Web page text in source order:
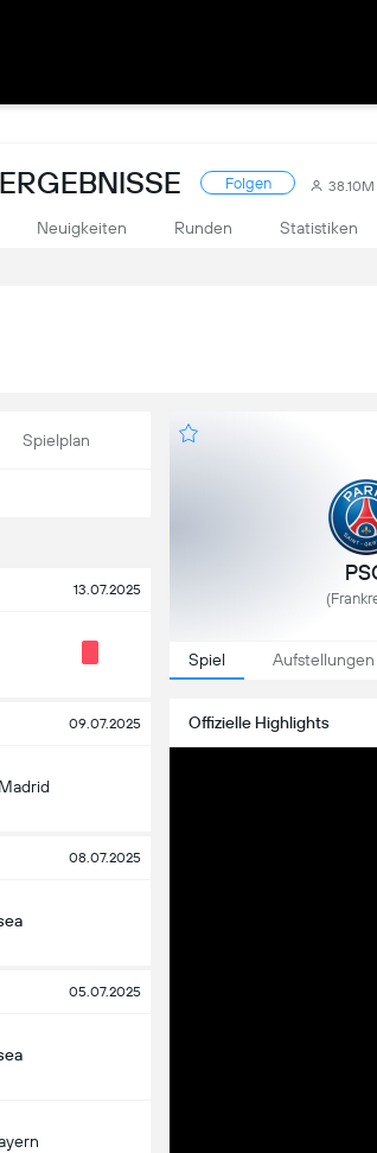
Folgen 38.10M
Neuigkeiten Runden Statistiken
Spielplan
13.07.2025
09.07.2025
08.07.2025
05.07.2025
(
Spiel Aufstellungen
Offizielle Highlights